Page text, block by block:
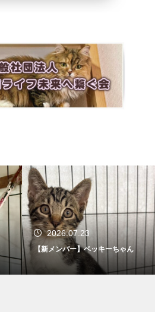
2026.07.23
【新メンバー】ベッキーちゃん